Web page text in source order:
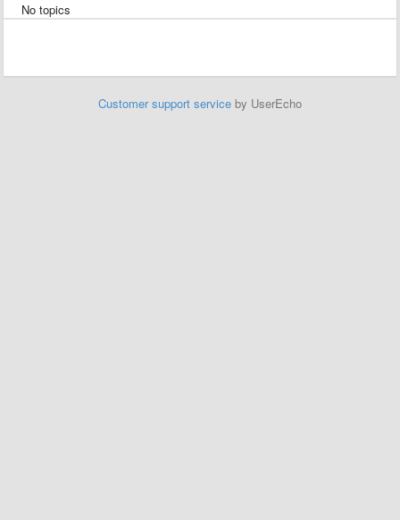
No topics
Customer support service by UserEcho